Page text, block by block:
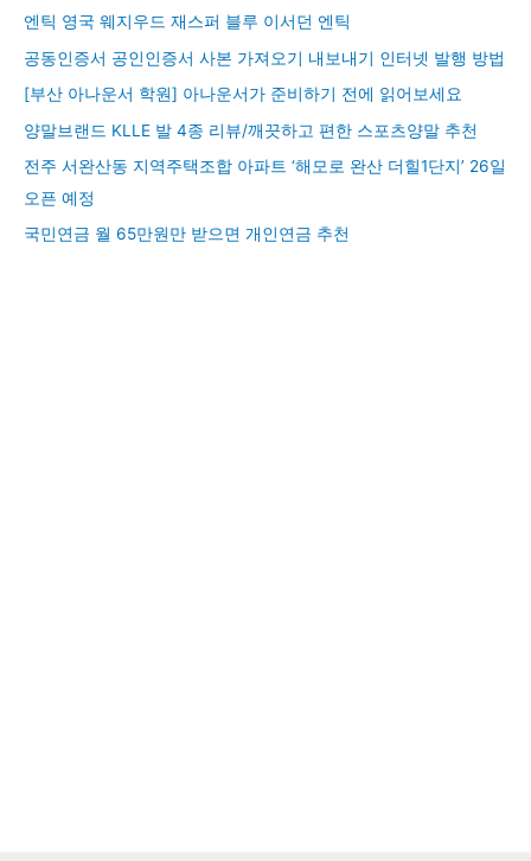
엔틱 영국 웨지우드 재스퍼 블루 이서던 엔틱
공동인증서 공인인증서 사본 가져오기 내보내기 인터넷 발행 방법
[부산 아나운서 학원] 아나운서가 준비하기 전에 읽어보세요
양말브랜드 KLLE 발 4종 리뷰/깨끗하고 편한 스포츠양말 추천
전주 서완산동 지역주택조합 아파트 ‘해모로 완산 더힐1단지’ 26일
오픈 예정
국민연금 월 65만원만 받으면 개인연금 추천